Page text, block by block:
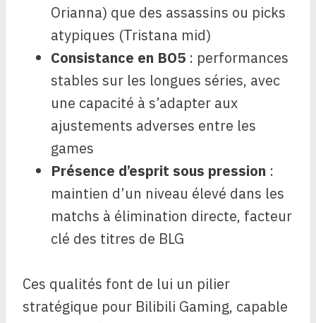
Orianna) que des assassins ou picks
atypiques (Tristana mid)
Consistance en BO5 : performances
stables sur les longues séries, avec
une capacité à s’adapter aux
ajustements adverses entre les
games
Présence d’esprit sous pression :
maintien d’un niveau élevé dans les
matchs à élimination directe, facteur
clé des titres de BLG
Ces qualités font de lui un pilier
stratégique pour Bilibili Gaming, capable